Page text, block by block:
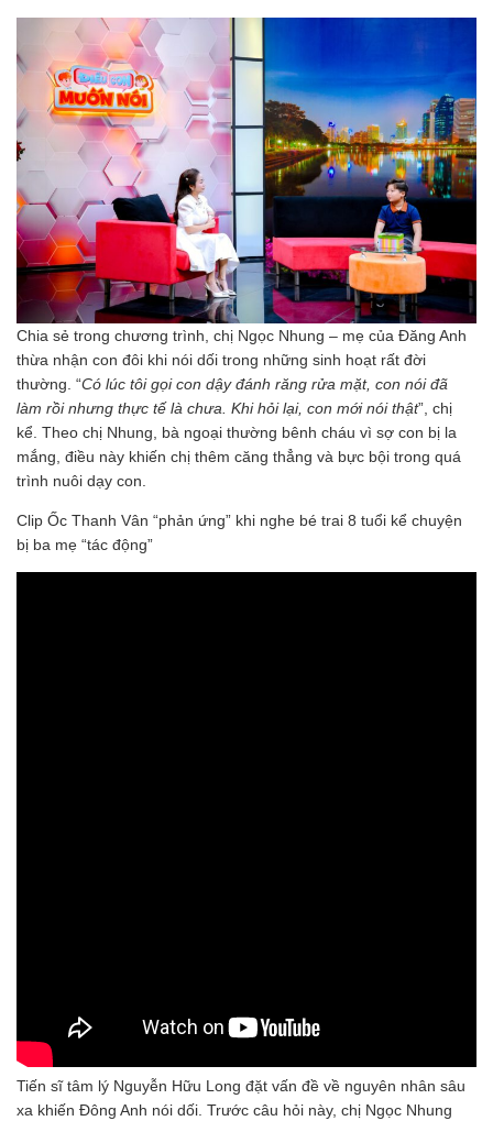
Chia sẻ trong chương trình, chị Ngọc Nhung – mẹ của Đăng Anh
thừa nhận con đôi khi nói dối trong những sinh hoạt rất đời
thường. “Có lúc tôi gọi con dậy đánh răng rửa mặt, con nói đã
làm rồi nhưng thực tế là chưa. Khi hỏi lại, con mới nói thật”, chị
kể. Theo chị Nhung, bà ngoại thường bênh cháu vì sợ con bị la
mắng, điều này khiến chị thêm căng thẳng và bực bội trong quá
trình nuôi dạy con.
Clip Ốc Thanh Vân “phản ứng” khi nghe bé trai 8 tuổi kể chuyện
bị ba mẹ “tác động”
Tiến sĩ tâm lý Nguyễn Hữu Long đặt vấn đề về nguyên nhân sâu
xa khiến Đông Anh nói dối. Trước câu hỏi này, chị Ngọc Nhung